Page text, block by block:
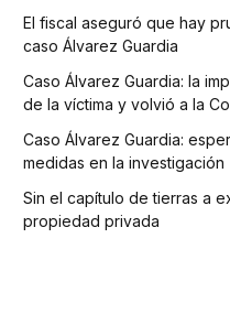
El fiscal aseguró que hay
caso Álvarez Guardia
Caso Álvarez Guardia: la
de la víctima y volvió a la
Caso Álvarez Guardia:
medidas en la investigación
Sin el capítulo de tierras a
propiedad privada